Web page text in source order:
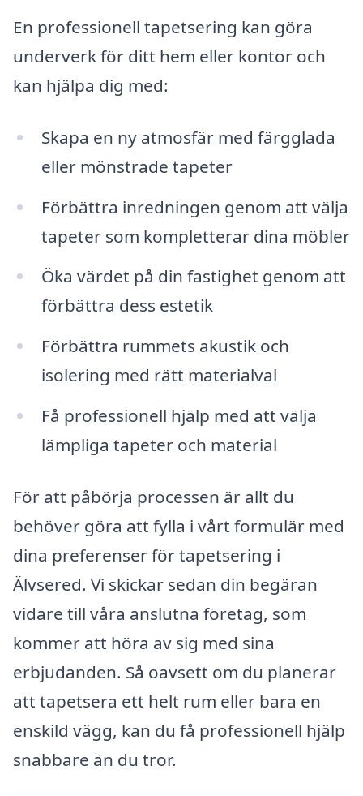
En professionell tapetsering kan göra
underverk för ditt hem eller kontor och
kan hjälpa dig med:
Skapa en ny atmosfär med färgglada
eller mönstrade tapeter
Förbättra inredningen genom att välja
tapeter som kompletterar dina möbler
Öka värdet på din fastighet genom att
förbättra dess estetik
Förbättra rummets akustik och
isolering med rätt materialval
Få professionell hjälp med att välja
lämpliga tapeter och material
För att påbörja processen är allt du
behöver göra att fylla i vårt formulär med
dina preferenser för tapetsering i
Älvsered. Vi skickar sedan din begäran
vidare till våra anslutna företag, som
kommer att höra av sig med sina
erbjudanden. Så oavsett om du planerar
att tapetsera ett helt rum eller bara en
enskild vägg, kan du få professionell hjälp
snabbare än du tror.